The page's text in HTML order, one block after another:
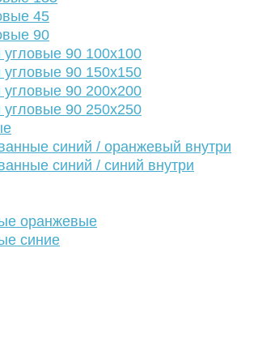
45
90
90 100х100
90 150х150
90 200х200
90 250х250
синий / оранжевый внутри
синий / синий внутри
оранжевые
синие